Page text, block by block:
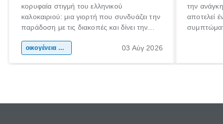
κορυφαία στιγμή του ελληνικού
καλοκαιριού: μια γιορτή που συνδυάζει την
παράδοση με τις διακοπές και δίνει την
χώρας. Είτε πρόκειται για λίγες μέρες
οικογένεια & παιδί 03 Αύγ 2026
την
αποτελεί